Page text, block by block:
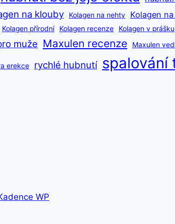
na klouby Kolagen na nehty Kolagen
Kolagen přírodní Kolagen recenze Kolagen v prášku
muže Maxulen recenze Maxulen
erekce rychlé hubnutí spalování
WP